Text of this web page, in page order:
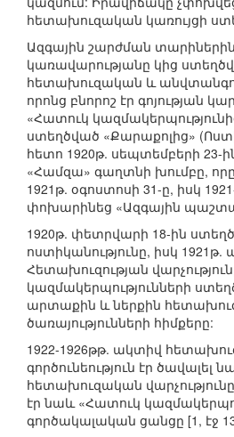
հետախուզական կառույցի
Ազգային շարժման
կառավարությանը կից
հետախուզական և
որոնց բնորոշ էր գոյության
«Հատուկ
ստեղծված «Քարաքոլից»
հետո 1920թ. սեպտեմբերի 23-
«Համզա» գաղտնի խումբը,
1921թ. օգոստոսի 31-ը, իսկ
փոխարինեց «Ազգային
1920թ. փետրվարի 18-ին
ոստիկանությունը, իսկ 1921թ.
Հետախուզության
կազմակերպությունների
արտաքին և ներքին
ծառայությունների հիմքերը:
1922-1926թթ. ակտիվ
գործունեություն էր
հետախուզական
էր նաև «Հատուկ
գործակալական ցանցը [1, էջ